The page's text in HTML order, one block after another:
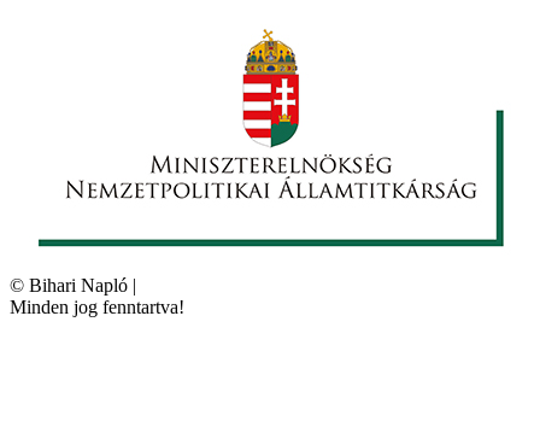
© Bihari Napló |
Minden jog fenntartva!